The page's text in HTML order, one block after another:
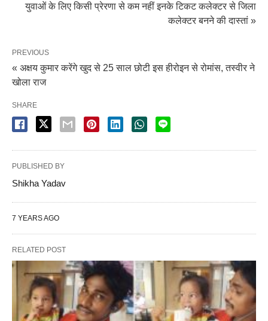
युवाओं के लिए किसी प्रेरणा से कम नहीं इनके टिकट कलेक्टर से जिला
कलेक्टर बनने की दास्तां »
PREVIOUS
« अक्षय कुमार करेंगे खुद से 25 साल छोटी इस हीरोइन से रोमांस, तस्वीर ने
खोला राज
SHARE
PUBLISHED BY
Shikha Yadav
7 YEARS AGO
RELATED POST